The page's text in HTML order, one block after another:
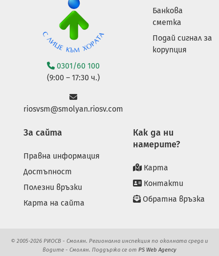
0301/60 100
(9:00 – 17:30 ч.)
riosvsm@smolyan.riosv.com
Банкова
сметка
Подай сигнал за
корупция
За сайта
Правна информация
Достъпност
Полезни връзки
Карта на сайта
Как да ни
намерите?
Карта
Контакти
Обратна връзка
© 2005-2026 РИОСВ - Смолян. Регионална инспекция по околната среда и
водите - Смолян. Поддържа се от PS Web Agency